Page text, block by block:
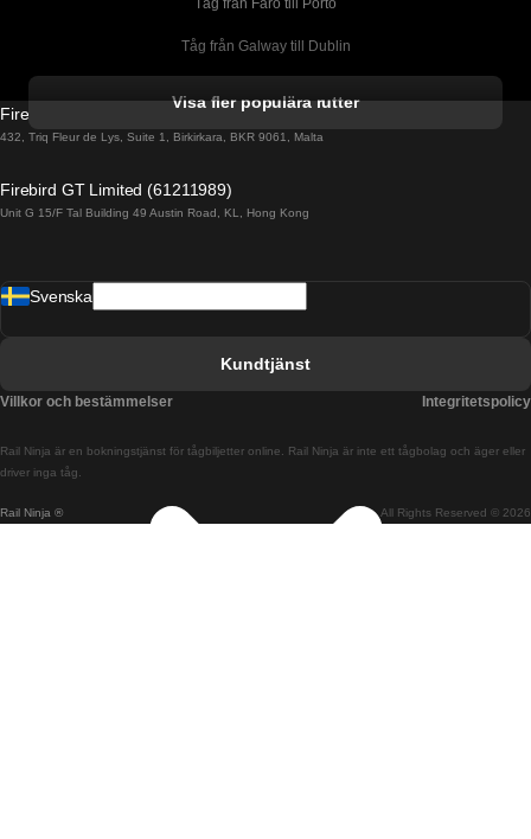
Tåg från Faro till Porto
Tåg från Galway till Dublin
Tåg från Porto till Faro
Tåg från Barcelona till Madrid
Tåg från Budapest till Bratislava
Visa fler populära rutter
Firebird GT Limited (OC 1451)
432, Triq Fleur de Lys, Suite 1, Birkirkara, BKR 9061, Malta
Firebird GT Limited (61211989)
Unit G 15/F Tal Building 49 Austin Road, KL, Hong Kong
Rail Ninja ® All Rights Reserved © 2026
Rail Ninja är en bokningstjänst för tågbiljetter online. Rail Ninja är inte ett tågbolag och äger eller
driver inga tåg.
Svenska
Kundtjänst
Villkor och bestämmelser Integritetspolicy